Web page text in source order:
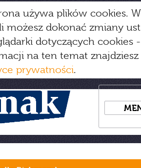
używa plików cookies.
możesz dokonać zmiany
dotyczących cookies
na ten temat
prywatności.